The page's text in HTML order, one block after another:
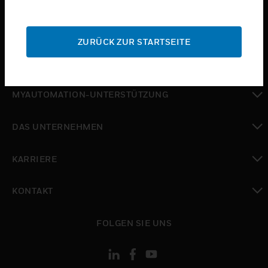
SUPPORT
toggle view
toggle view
MYAUTOMATION-UNTERSTÜTZUNG
DAS UNTERNEHMEN
KARRIERE
KONTAKT
FOLGEN SIE UNS
ZURÜCK ZUR STARTSEITE